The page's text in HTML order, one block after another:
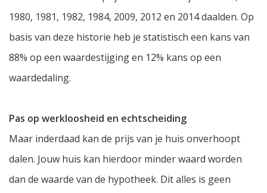
1980, 1981, 1982, 1984, 2009, 2012 en 2014 daalden. Op
basis van deze historie heb je statistisch een kans van
88% op een waardestijging en 12% kans op een
waardedaling.
Pas op werkloosheid en echtscheiding
Maar inderdaad kan de prijs van je huis onverhoopt
dalen. Jouw huis kan hierdoor minder waard worden
dan de waarde van de hypotheek. Dit alles is geen